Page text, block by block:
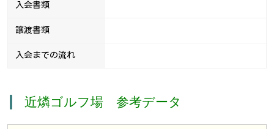
入会書類
譲渡書類
入会までの流れ
近燐ゴルフ場 参考データ